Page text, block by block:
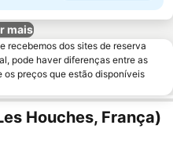
mais
recebemos dos sites de reserva
pode haver diferenças entre as
preços que estão disponíveis
Houches, França)